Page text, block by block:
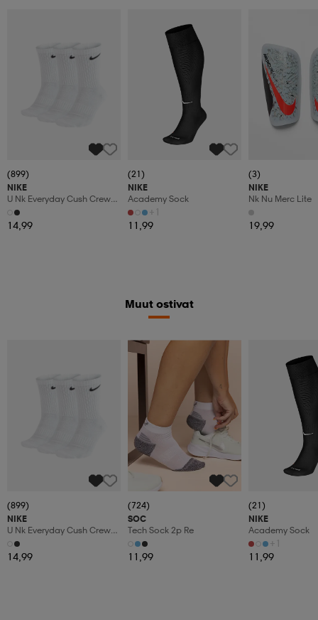
(899)
NIKE
U Nk Everyday Cush Crew
3pr
14,99
(21)
NIKE
Academy Sock
+1
11,99
(3)
NIKE
Nk Nu Merc Lite
19,99
Muut ostivat
(899)
NIKE
U Nk Everyday Cush Crew
3pr
14,99
(724)
SOC
Tech Sock 2p Re
11,99
(21)
NIKE
Academy Sock
+1
11,99